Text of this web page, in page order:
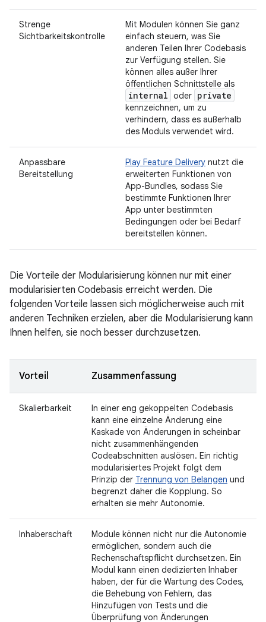
Strenge
Sichtbarkeitskontrolle
Mit Modulen können Sie ganz
einfach steuern, was Sie
anderen Teilen Ihrer Codebasis
zur Verfügung stellen. Sie
können alles außer Ihrer
öffentlichen Schnittstelle als
internal oder private
kennzeichnen, um zu
verhindern, dass es außerhalb
des Moduls verwendet wird.
Anpassbare
Bereitstellung
Play Feature Delivery nutzt die
erweiterten Funktionen von
App-Bundles, sodass Sie
bestimmte Funktionen Ihrer
App unter bestimmten
Bedingungen oder bei Bedarf
bereitstellen können.
Die Vorteile der Modularisierung können nur mit einer
modularisierten Codebasis erreicht werden. Die
folgenden Vorteile lassen sich möglicherweise auch mit
anderen Techniken erzielen, aber die Modularisierung kann
Ihnen helfen, sie noch besser durchzusetzen.
Vorteil Zusammenfassung
Skalierbarkeit
In einer eng gekoppelten Codebasis
kann eine einzelne Änderung eine
Kaskade von Änderungen in scheinbar
nicht zusammenhängenden
Codeabschnitten auslösen. Ein richtig
modularisiertes Projekt folgt dem
Prinzip der Trennung von Belangen und
begrenzt daher die Kopplung. So
erhalten sie mehr Autonomie.
Inhaberschaft
Module können nicht nur die Autonomie
ermöglichen, sondern auch die
Rechenschaftspflicht durchsetzen. Ein
Modul kann einen dedizierten Inhaber
haben, der für die Wartung des Codes,
die Behebung von Fehlern, das
Hinzufügen von Tests und die
Überprüfung von Änderungen